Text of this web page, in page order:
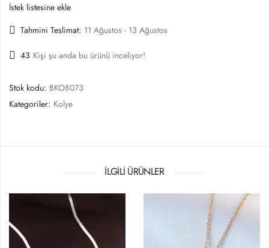
İstek listesine ekle
Tahmini Teslimat: 11 Ağustos - 13 Ağustos
43 Kişi şu anda bu ürünü inceliyor!
Stok kodu: BKO8073
Kategoriler: Kolye
İLGILI ÜRÜNLER